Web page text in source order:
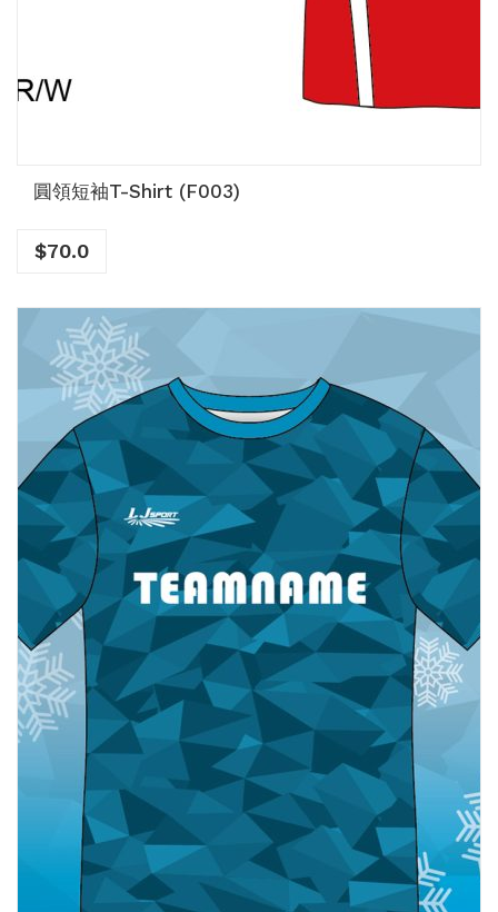
圓領短袖T-Shirt (F003)
$70.0